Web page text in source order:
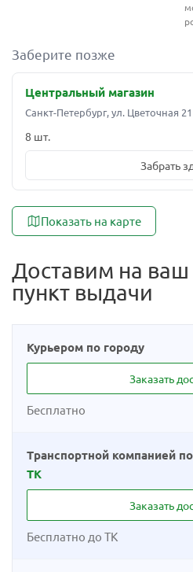
Заберите позже
Центральный магазин
Санкт-Петербург, ул. Цветочная 21
8 шт.
Забрать
Показать на карте
Доставим на ваш
пункт выдачи
Курьером по городу
Бесплатно
Заказать
Транспортной компанией
ТК
Бесплатно до ТК
Заказать